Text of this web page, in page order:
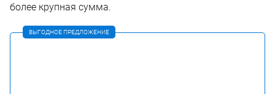
более крупная сумма.
ВЫГОДНОЕ ПРЕДЛОЖЕНИЕ